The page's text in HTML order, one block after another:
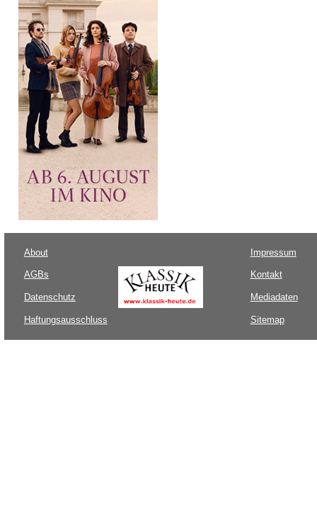
About
AGBs
Datenschutz
Haftungsausschluss
Impressum
Kontakt
Mediadaten
Sitemap